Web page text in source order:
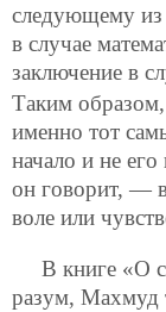
следующему из
в случае
заключение в
Таким
именно тот
начало и не
он говорит, —
воле или
В книге «О
разум,